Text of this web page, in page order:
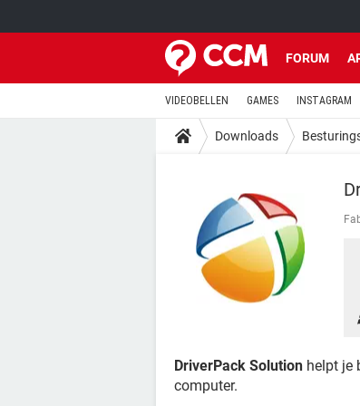
FORUM
VIDEOBELLEN GAMES INSTAGRAM
Downloads
DriverPack Solution helpt je
computer.